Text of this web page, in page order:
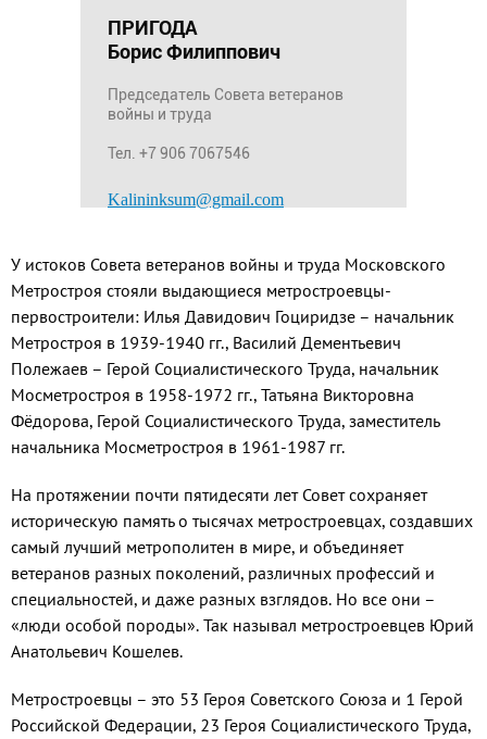
ПРИГОДА
Борис Филиппович
Председатель Совета ветеранов
войны и труда
Тел. +7 906 7067546
Kalininksum@gmail.com
У истоков Совета ветеранов войны и труда Московского
Метростроя стояли выдающиеся метростроевцы-
первостроители: Илья Давидович Гоциридзе – начальник
Метростроя в 1939-1940 гг., Василий Дементьевич
Полежаев – Герой Социалистического Труда, начальник
Мосметростроя в 1958-1972 гг., Татьяна Викторовна
Фёдорова, Герой Социалистического Труда, заместитель
начальника Мосметростроя в 1961-1987 гг.
На протяжении почти пятидесяти лет Совет сохраняет
историческую память о тысячах метростроевцах, создавших
самый лучший метрополитен в мире, и объединяет
ветеранов разных поколений, различных профессий и
специальностей, и даже разных взглядов. Но все они –
«люди особой породы». Так называл метростроевцев Юрий
Анатольевич Кошелев.
Метростроевцы – это 53 Героя Советского Союза и 1 Герой
Российской Федерации, 23 Героя Социалистического Труда,